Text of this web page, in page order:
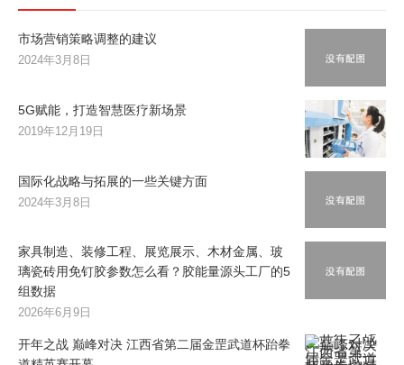
市场营销策略调整的建议
2024年3月8日
5G赋能，打造智慧医疗新场景
2019年12月19日
国际化战略与拓展的一些关键方面
2024年3月8日
家具制造、装修工程、展览展示、木材金属、玻
璃瓷砖用免钉胶参数怎么看？胶能量源头工厂的5
组数据
2026年6月9日
开年之战 巅峰对决 江西省第二届金罡武道杯跆拳